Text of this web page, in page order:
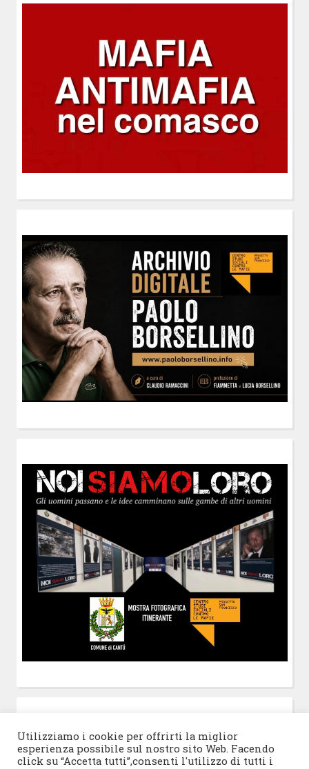
Utilizziamo i cookie per offrirti la miglior
esperienza possibile sul nostro sito Web. Facendo
click su “Accetta tutti”,consenti l'utilizzo di tutti i